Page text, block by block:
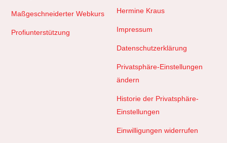
Maßgeschneiderter Webkurs
Profiunterstützung
Hermine Kraus
Impressum
Datenschutzerklärung
Privatsphäre-Einstellungen
ändern
Historie der Privatsphäre-
Einstellungen
Einwilligungen widerrufen